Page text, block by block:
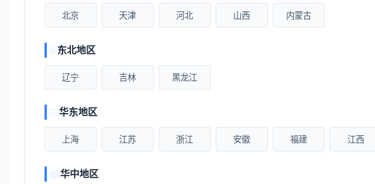
北京 天津 河北 山西 内蒙古
东北地区
辽宁 吉林 黑龙江
华东地区
上海 江苏 浙江 安徽 福建 江西
华中地区